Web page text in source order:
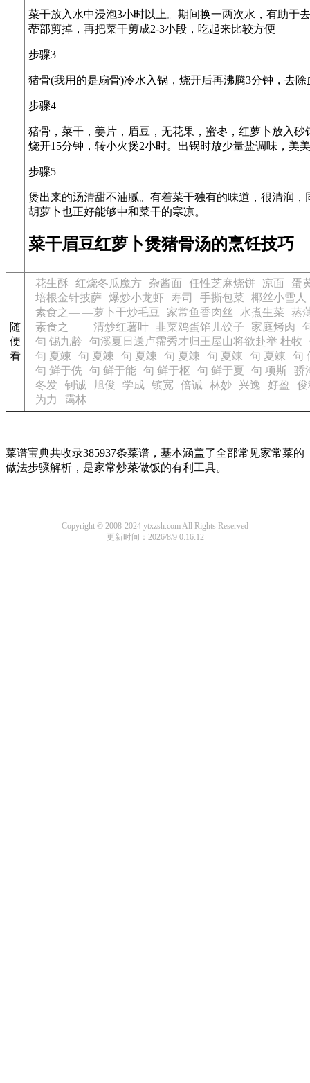
菜干放入水中浸泡3小时以上。期间换一两次水，有助于
蒂部剪掉，再把菜干剪成2-3小段，吃起来比较方便
步骤3
猪骨(我用的是扇骨)冷水入锅，烧开后再沸腾3分钟，去
步骤4
猪骨，菜干，姜片，眉豆，无花果，蜜枣，红萝卜放入
烧开15分钟，转小火煲2小时。出锅时放少量盐调味，美
步骤5
煲出来的汤清甜不油腻。有着菜干独有的味道，很清润
胡萝卜也正好能够中和菜干的寒凉。
菜干眉豆红萝卜煲猪骨汤的烹饪技巧
随
便
看
花生酥 红烧冬瓜魔方 杂酱面 任性芝麻烧饼 凉面
蛋
培根金针披萨
爆炒小龙虾 寿司 手撕包菜
椰丝小雪人
素食之— —萝卜干炒毛豆
家常鱼香肉丝 水煮生菜
蒸
素食之— —清炒红薯叶
韭菜鸡蛋馅儿饺子 家庭烤肉
句 锡九龄
句溪夏日送卢霈秀才归王屋山将欲赴举 杜牧
句 夏竦
句 夏竦 句 夏竦 句 夏竦 句 夏竦 句 夏竦
句
句 鲜于侁
句 鲜于能 句 鲜于枢 句 鲜于夏 句 项斯 骄
冬发
钊诚 旭俊 学成 镔宽 倍诚 林妙 兴逸 好盈
俊
为力
霭林
菜谱宝典共收录385937条菜谱，基本涵盖了全部常见家常菜的
做法步骤解析，是家常炒菜做饭的有利工具。
Copyright © 2008-2024 ytxzsh.com All Rights Reserved
更新时间：2026/8/9 0:16:12